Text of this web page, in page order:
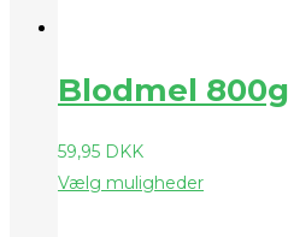
Blodmel 800g
59,95 DKK
Vælg muligheder